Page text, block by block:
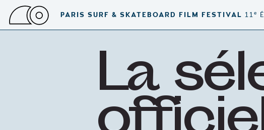
PARIS SURF & SKATEBOARD FILM FESTIVAL 11e
La